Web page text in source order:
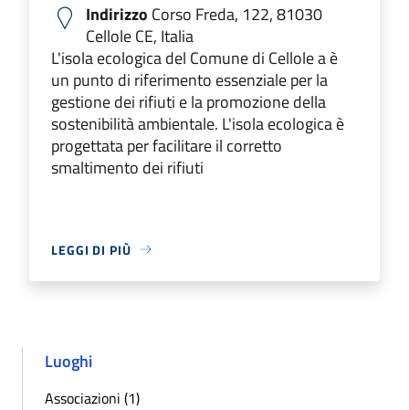
Indirizzo Corso Freda, 122, 81030
Cellole CE, Italia
L'isola ecologica del Comune di Cellole a è
un punto di riferimento essenziale per la
gestione dei rifiuti e la promozione della
sostenibilità ambientale. L'isola ecologica è
progettata per facilitare il corretto
smaltimento dei rifiuti
LEGGI DI PIÙ
Luoghi
Associazioni (1)